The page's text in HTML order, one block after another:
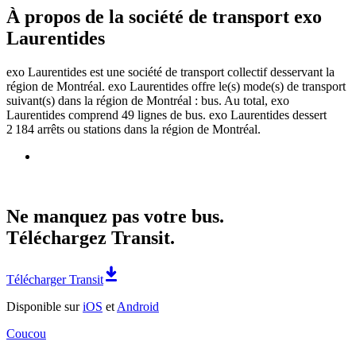
À propos de la société de transport exo
Laurentides
exo Laurentides est une société de transport collectif desservant la
région de Montréal. exo Laurentides offre le(s) mode(s) de transport
suivant(s) dans la région de Montréal : bus. Au total, exo
Laurentides comprend 49 lignes de bus. exo Laurentides dessert
2 184 arrêts ou stations dans la région de Montréal.
Ne manquez pas votre bus.
Téléchargez Transit.
Télécharger Transit
Disponible suriOS et Android
Coucou